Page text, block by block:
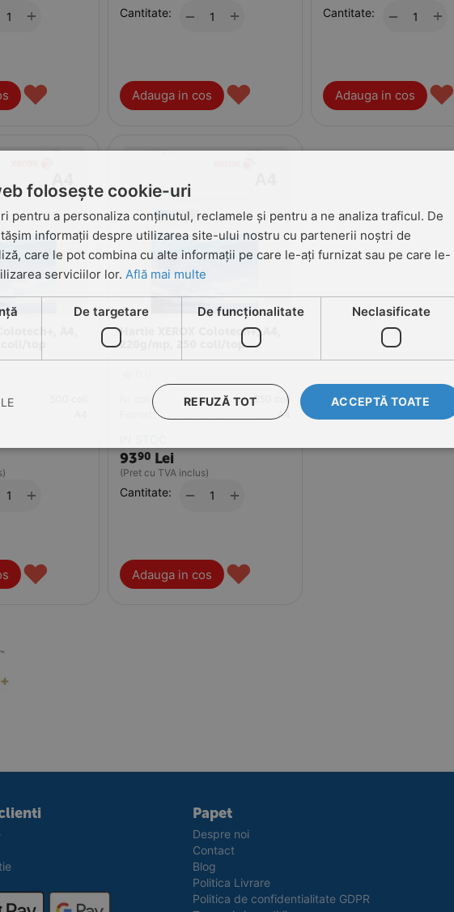
+
♥
Cantitate: +
−
Adauga in cos ♥
Cantitate: +
−
Adauga in cos ♥
A4,
top
+
♥
Hartie XEROX Colotech+, A4,
220g/mp, 250 coli/top
250 coli
A4
9390 Lei
(Pret cu TVA inclus)
Cantitate: +
−
Adauga in cos ♥
Papet
Despre noi
Contact
Blog
Politica Livrare
Politica de confidentialitate GDPR
folosește cookie-uri
pentru a personaliza conținutul, reclamele și pentru a ne analiza traficul. De
informații despre utilizarea site-ului nostru cu partenerii noștri de
care le pot combina cu alte informații pe care le-ați furnizat sau pe care le-
serviciilor lor. Află mai multe
De targetare De funcţionalitate Neclasificate
ACCEPTĂ TOATE
REFUZĂ TOT